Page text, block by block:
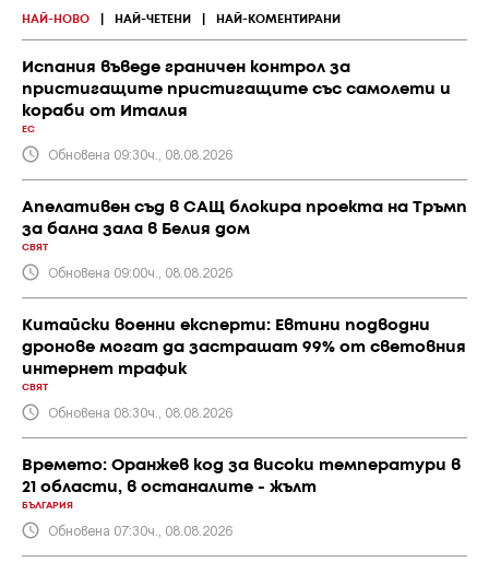
НАЙ-НОВО НАЙ-ЧЕТЕНИ НАЙ-КОМЕНТИРАНИ
Испания въведе граничен контрол за
пристигащите пристигащите със самолети и
кораби от Италия
ЕС
Обновена 09:30ч., 08.08.2026
Апелативен съд в САЩ блокира проекта на Тръмп
за бална зала в Белия дом
СВЯТ
Обновена 09:00ч., 08.08.2026
Китайски военни експерти: Евтини подводни
дронове могат да застрашат 99% от световния
интернет трафик
СВЯТ
Обновена 08:30ч., 08.08.2026
Времето: Оранжев код за високи температури в
21 области, в останалите - жълт
БЪЛГАРИЯ
Обновена 07:30ч., 08.08.2026